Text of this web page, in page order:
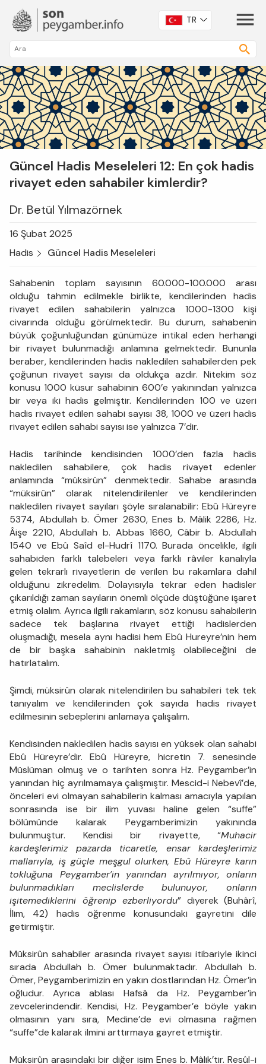
TR
Güncel Hadis Meseleleri 12: En çok hadis
rivayet eden sahabiler kimlerdir?
Dr. Betül Yılmazörnek
16 Şubat 2025
Hadis
Güncel Hadis Meseleleri
Sahabenin toplam sayısının 60.000-100.000 arası
olduğu tahmin edilmekle birlikte, kendilerinden hadis
rivayet edilen sahabilerin yalnızca 1000-1300 kişi
civarında olduğu görülmektedir. Bu durum, sahabenin
büyük çoğunluğundan günümüze intikal eden herhangi
bir rivayet bulunmadığı anlamına gelmektedir. Bununla
beraber, kendilerinden hadis nakledilen sahabilerden pek
çoğunun rivayet sayısı da oldukça azdır. Nitekim söz
konusu 1000 küsur sahabinin 600’e yakınından yalnızca
bir veya iki hadis gelmiştir. Kendilerinden 100 ve üzeri
hadis rivayet edilen sahabi sayısı 38, 1000 ve üzeri hadis
rivayet edilen sahabi sayısı ise yalnızca 7’dir.
Hadis tarihinde kendisinden 1000’den fazla hadis
nakledilen sahabilere, çok hadis rivayet edenler
anlamında “müksirûn” denmektedir. Sahabe arasında
“müksirûn” olarak nitelendirilenler ve kendilerinden
nakledilen rivayet sayıları şöyle sıralanabilir: Ebû Hüreyre
5374, Abdullah b. Ömer 2630, Enes b. Mâlik 2286, Hz.
Âişe 2210, Abdullah b. Abbas 1660, Câbir b. Abdullah
1540 ve Ebû Saîd el-Hudrî 1170. Burada öncelikle, ilgili
sahabiden farklı talebeleri veya farklı râviler kanalıyla
gelen tekrarlı rivayetlerin de verilen bu rakamlara dahil
olduğunu zikredelim. Dolayısıyla tekrar eden hadisler
çıkarıldığı zaman sayıların önemli ölçüde düştüğüne işaret
etmiş olalım. Ayrıca ilgili rakamların, söz konusu sahabilerin
sadece tek başlarına rivayet ettiği hadislerden
oluşmadığı, mesela aynı hadisi hem Ebû Hureyre’nin hem
de bir başka sahabinin nakletmiş olabileceğini de
hatırlatalım.
Şimdi, müksirûn olarak nitelendirilen bu sahabileri tek tek
tanıyalım ve kendilerinden çok sayıda hadis rivayet
edilmesinin sebeplerini anlamaya çalışalım.
Kendisinden nakledilen hadis sayısı en yüksek olan sahabi
Ebû Hüreyre’dir. Ebû Hüreyre, hicretin 7. senesinde
Müslüman olmuş ve o tarihten sonra Hz. Peygamber’in
yanından hiç ayrılmamaya çalışmıştır. Mescid-i Nebevî’de,
önceleri evi olmayan sahabilerin kalması amacıyla yapılan
sonrasında ise bir ilim yuvası haline gelen “suffe”
bölümünde kalarak Peygamberimizin yakınında
bulunmuştur. Kendisi bir rivayette, “Muhacir
kardeşlerimiz pazarda ticaretle, ensar kardeşlerimiz
mallarıyla, iş güçle meşgul olurken, Ebû Hüreyre karın
tokluğuna Peygamber’in yanından ayrılmıyor, onların
bulunmadıkları meclislerde bulunuyor, onların
işitemediklerini öğrenip ezberliyordu” diyerek (Buhârî,
İlim, 42) hadis öğrenme konusundaki gayretini dile
getirmiştir.
Müksirûn sahabiler arasında rivayet sayısı itibariyle ikinci
sırada Abdullah b. Ömer bulunmaktadır. Abdullah b.
Ömer, Peygamberimizin en yakın dostlarından Hz. Ömer’in
oğludur. Ayrıca ablası Hafsâ da Hz. Peygamber’in
zevcelerindendir. Kendisi, Hz. Peygamber’e böyle yakın
olmasının yanı sıra, Medine’de evi olmasına rağmen
“suffe”de kalarak ilmini arttırmaya gayret etmiştir.
Müksirûn arasındaki bir diğer isim Enes b. Mâlik’tir. Resûl-i